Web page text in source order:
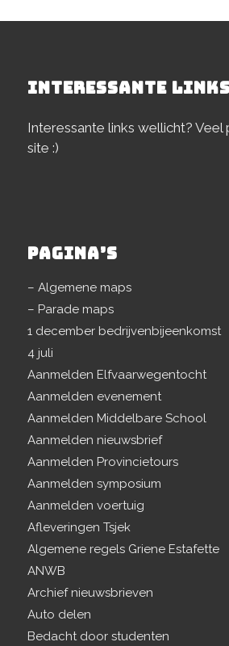
INTERESSANTE LINKS
Interessante links wellicht?
site :)
PAGINA’S
– Algemene maps
– Parade maps
1 december bedrijvenbijeenkomst
4 juli
Aanmelden Elfvaarwegentocht
Aanmelden evenement
Aanmelden Middelbare School
Aanmelden nieuwsbrief
Aanmelden Provincietours
Aanmelden symposium
Aanmelden voertuig
Afleveringen Tsjek
Algemene regels Griene Estafette
ANWB
Archief nieuwsbrieven
Auto delen
Bedacht door studenten